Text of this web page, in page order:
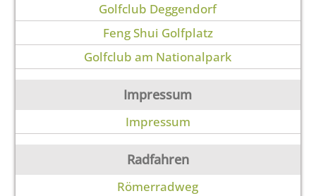
Golfclub Deggendorf
Feng Shui Golfplatz
Golfclub am Nationalpark
Impressum
Impressum
Radfahren
Römerradweg